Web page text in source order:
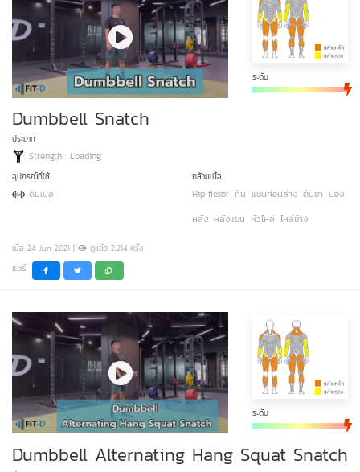
ระดับ
Dumbbell Snatch
ประเภท
Strength : Loading
อุปกรณ์ที่ใช้
ดัมเบล
กล้ามเนื้อ
Hip flexor ก้น แขนท่อนล่าง ต้นขา น่อง
หลัง หลังแขน หัวไหล่ ไหล่ข้าง
เมื่อ 24 Jun 2021 | ดูแล้ว 2,214 ครั้ง
แชร์
ระดับ
Dumbbell Alternating Hang Squat Snatch